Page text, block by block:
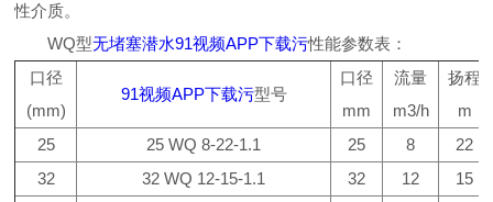
性介质。
WQ型无堵塞潜水91视频APP下载污性能参数表：
口径
(mm)
91视频APP下载污型号
口径
mm
流量
m3/h
扬程
m
25
25 WQ 8-22-1.1 25 8
22
32
32 WQ 12-15-1.1 32 12 15